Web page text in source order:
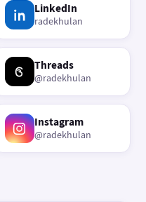
LinkedIn
radekhulan
Threads
@radekhulan
Instagram
@radekhulan